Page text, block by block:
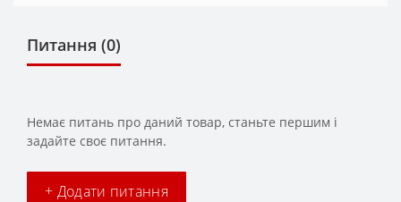
Питання (0)
Немає питань про даний товар, станьте першим і
задайте своє питання.
+ Додати питання